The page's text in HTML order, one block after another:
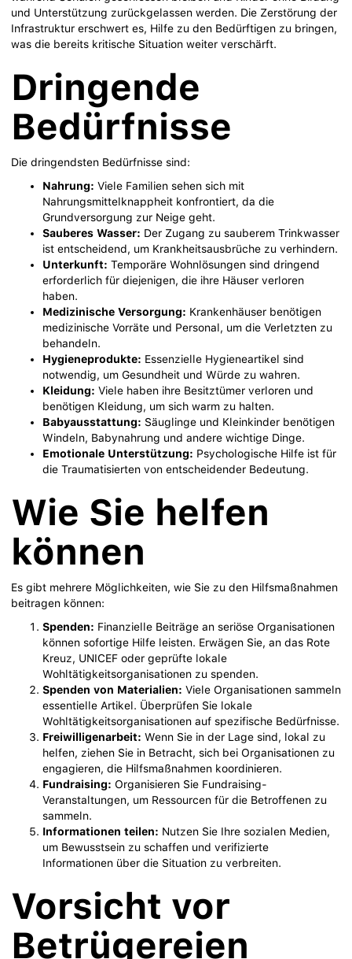
und Unterstützung zurückgelassen werden. Die Zerstörung der
Infrastruktur erschwert es, Hilfe zu den Bedürftigen zu bringen,
was die bereits kritische Situation weiter verschärft.
Dringende
Bedürfnisse
Die dringendsten Bedürfnisse sind:
Nahrung: Viele Familien sehen sich mit
Nahrungsmittelknappheit konfrontiert, da die
Grundversorgung zur Neige geht.
Sauberes Wasser: Der Zugang zu sauberem Trinkwasser
ist entscheidend, um Krankheitsausbrüche zu verhindern.
Unterkunft: Temporäre Wohnlösungen sind dringend
erforderlich für diejenigen, die ihre Häuser verloren
haben.
Medizinische Versorgung: Krankenhäuser benötigen
medizinische Vorräte und Personal, um die Verletzten zu
behandeln.
Hygieneprodukte: Essenzielle Hygieneartikel sind
notwendig, um Gesundheit und Würde zu wahren.
Kleidung: Viele haben ihre Besitztümer verloren und
benötigen Kleidung, um sich warm zu halten.
Babyausstattung: Säuglinge und Kleinkinder benötigen
Windeln, Babynahrung und andere wichtige Dinge.
Emotionale Unterstützung: Psychologische Hilfe ist für
die Traumatisierten von entscheidender Bedeutung.
Wie Sie helfen
können
Es gibt mehrere Möglichkeiten, wie Sie zu den Hilfsmaßnahmen
beitragen können:
Spenden: Finanzielle Beiträge an seriöse Organisationen
können sofortige Hilfe leisten. Erwägen Sie, an das Rote
Kreuz, UNICEF oder geprüfte lokale
Wohltätigkeitsorganisationen zu spenden.
Spenden von Materialien: Viele Organisationen sammeln
essentielle Artikel. Überprüfen Sie lokale
Wohltätigkeitsorganisationen auf spezifische Bedürfnisse.
Freiwilligenarbeit: Wenn Sie in der Lage sind, lokal zu
helfen, ziehen Sie in Betracht, sich bei Organisationen zu
engagieren, die Hilfsmaßnahmen koordinieren.
Fundraising: Organisieren Sie Fundraising-
Veranstaltungen, um Ressourcen für die Betroffenen zu
sammeln.
Informationen teilen: Nutzen Sie Ihre sozialen Medien,
um Bewusstsein zu schaffen und verifizierte
Informationen über die Situation zu verbreiten.
Vorsicht vor
Betrügereien